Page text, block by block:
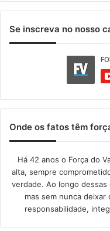
Se inscreva no nosso
Onde os fatos têm
Há 42 anos o Força do
alta, sempre
verdade. Ao longo
mas sem nunca
responsabilidade,